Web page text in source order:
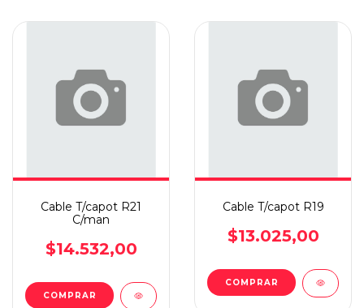
Cable T/capot R21
C/man
$14.532,00
COMPRAR
Cable T/capot R19
$13.025,00
COMPRAR